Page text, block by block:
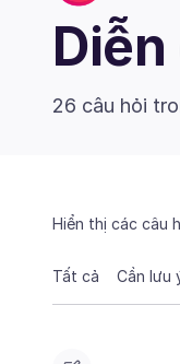
26 câu hỏi
Hiển thị các câu
Tất cả Cần lưu